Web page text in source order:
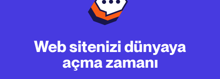
Web sitenizi dünyaya
açma zamanı